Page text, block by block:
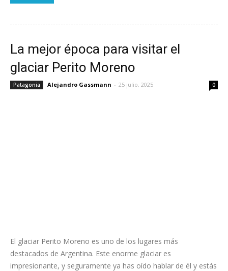
La mejor época para visitar el
glaciar Perito Moreno
Patagonia Alejandro Gassmann - 25 julio, 2025 0
El glaciar Perito Moreno es uno de los lugares más
destacados de Argentina. Este enorme glaciar es
impresionante, y seguramente ya has oído hablar de él y estás